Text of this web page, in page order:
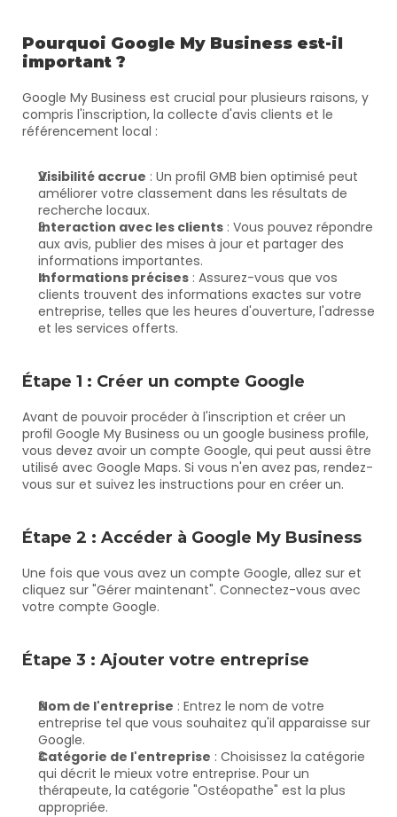
Pourquoi Google My Business est-il
important ?
Google My Business est crucial pour plusieurs raisons, y
compris l'inscription, la collecte d'avis clients et le
référencement local :
Visibilité accrue : Un profil GMB bien optimisé peut
améliorer votre classement dans les résultats de
recherche locaux.
Interaction avec les clients : Vous pouvez répondre
aux avis, publier des mises à jour et partager des
informations importantes.
Informations précises : Assurez-vous que vos
clients trouvent des informations exactes sur votre
entreprise, telles que les heures d'ouverture, l'adresse
et les services offerts.
Étape 1 : Créer un compte Google
Avant de pouvoir procéder à l'inscription et créer un
profil Google My Business ou un google business profile,
vous devez avoir un compte Google, qui peut aussi être
utilisé avec Google Maps. Si vous n'en avez pas, rendez-
vous sur et suivez les instructions pour en créer un.
Étape 2 : Accéder à Google My Business
Une fois que vous avez un compte Google, allez sur et
cliquez sur "Gérer maintenant". Connectez-vous avec
votre compte Google.
Étape 3 : Ajouter votre entreprise
Nom de l'entreprise : Entrez le nom de votre
entreprise tel que vous souhaitez qu'il apparaisse sur
Google.
Catégorie de l'entreprise : Choisissez la catégorie
qui décrit le mieux votre entreprise. Pour un
thérapeute, la catégorie "Ostéopathe" est la plus
appropriée.